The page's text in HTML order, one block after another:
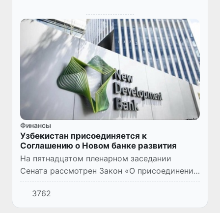
Финансы
Узбекистан присоединяется к
Соглашению о Новом банке развития
На пятнадцатом пленарном заседании
Сената рассмотрен Закон «О присоединении
Республики Узбекистан к Соглашению о
Новом банке развития (Форталеза, 15 июля
2014 года)».
3762